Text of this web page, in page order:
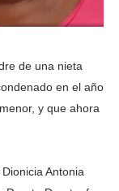
de una nieta
en el año
y que ahora
Antonia